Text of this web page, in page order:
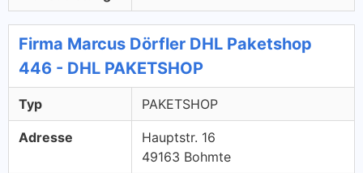
Firma Marcus Dörfler DHL Paketshop
446 - DHL PAKETSHOP
Typ PAKETSHOP
Adresse
Hauptstr. 16
49163 Bohmte